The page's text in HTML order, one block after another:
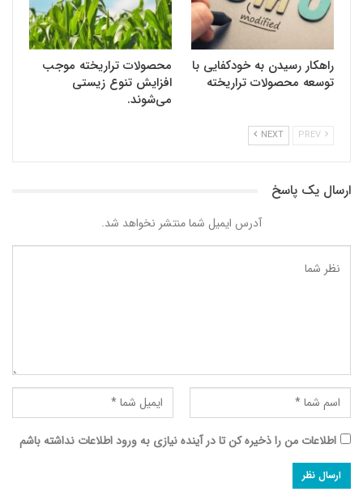
راهکار رسیدن به خودکفایی با
توسعه محصولات تراریخته
محصولات تراریخته موجب
افزایش تنوع زیستی
می‌شوند.
NEXT
ارسال یک پاسخ
آدرس ایمیل شما منتشر نخواهد شد.
اطلاعات من را ذخیره کن تا در آینده نیازی به ورود اطلاعات نداشته باشم